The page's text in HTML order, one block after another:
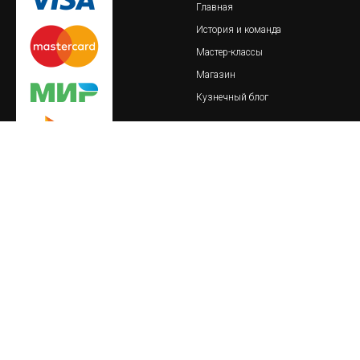
Главная
История и команда
Мастер-классы
Магазин
Кузнечный блог